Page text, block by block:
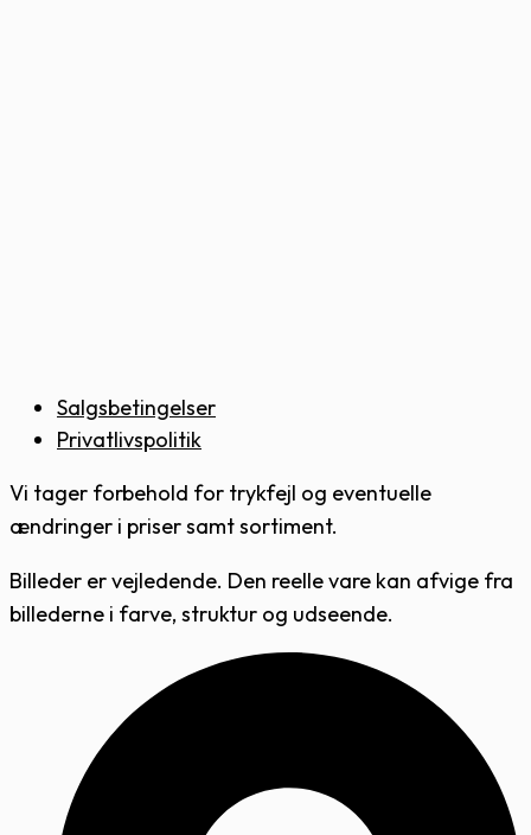
Salgsbetingelser
Privatlivspolitik
Vi tager forbehold for trykfejl og eventuelle
ændringer i priser samt sortiment.
Billeder er vejledende. Den reelle vare kan afvige fra
billederne i farve, struktur og udseende.